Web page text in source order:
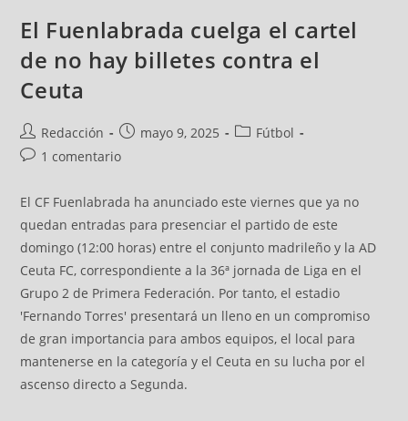
El Fuenlabrada cuelga el cartel
de no hay billetes contra el
Ceuta
Redacción mayo 9, 2025
Fútbol
1 comentario
El CF Fuenlabrada ha anunciado este viernes que ya no
quedan entradas para presenciar el partido de este
domingo (12:00 horas) entre el conjunto madrileño y la AD
Ceuta FC, correspondiente a la 36ª jornada de Liga en el
Grupo 2 de Primera Federación. Por tanto, el estadio
'Fernando Torres' presentará un lleno en un compromiso
de gran importancia para ambos equipos, el local para
mantenerse en la categoría y el Ceuta en su lucha por el
ascenso directo a Segunda.